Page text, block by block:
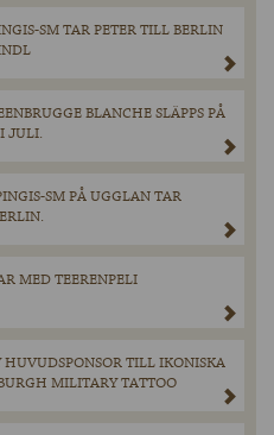
SM TAR PETER TILL BERLIN
BLANCHE SLÄPPS PÅ
JULI.
SM PÅ UGGLAN TAR
MED TEERENPELI
TILL IKONISKA
MILITARY TATTOO